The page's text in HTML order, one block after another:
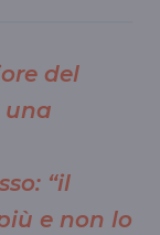
del
una
“il
e non lo